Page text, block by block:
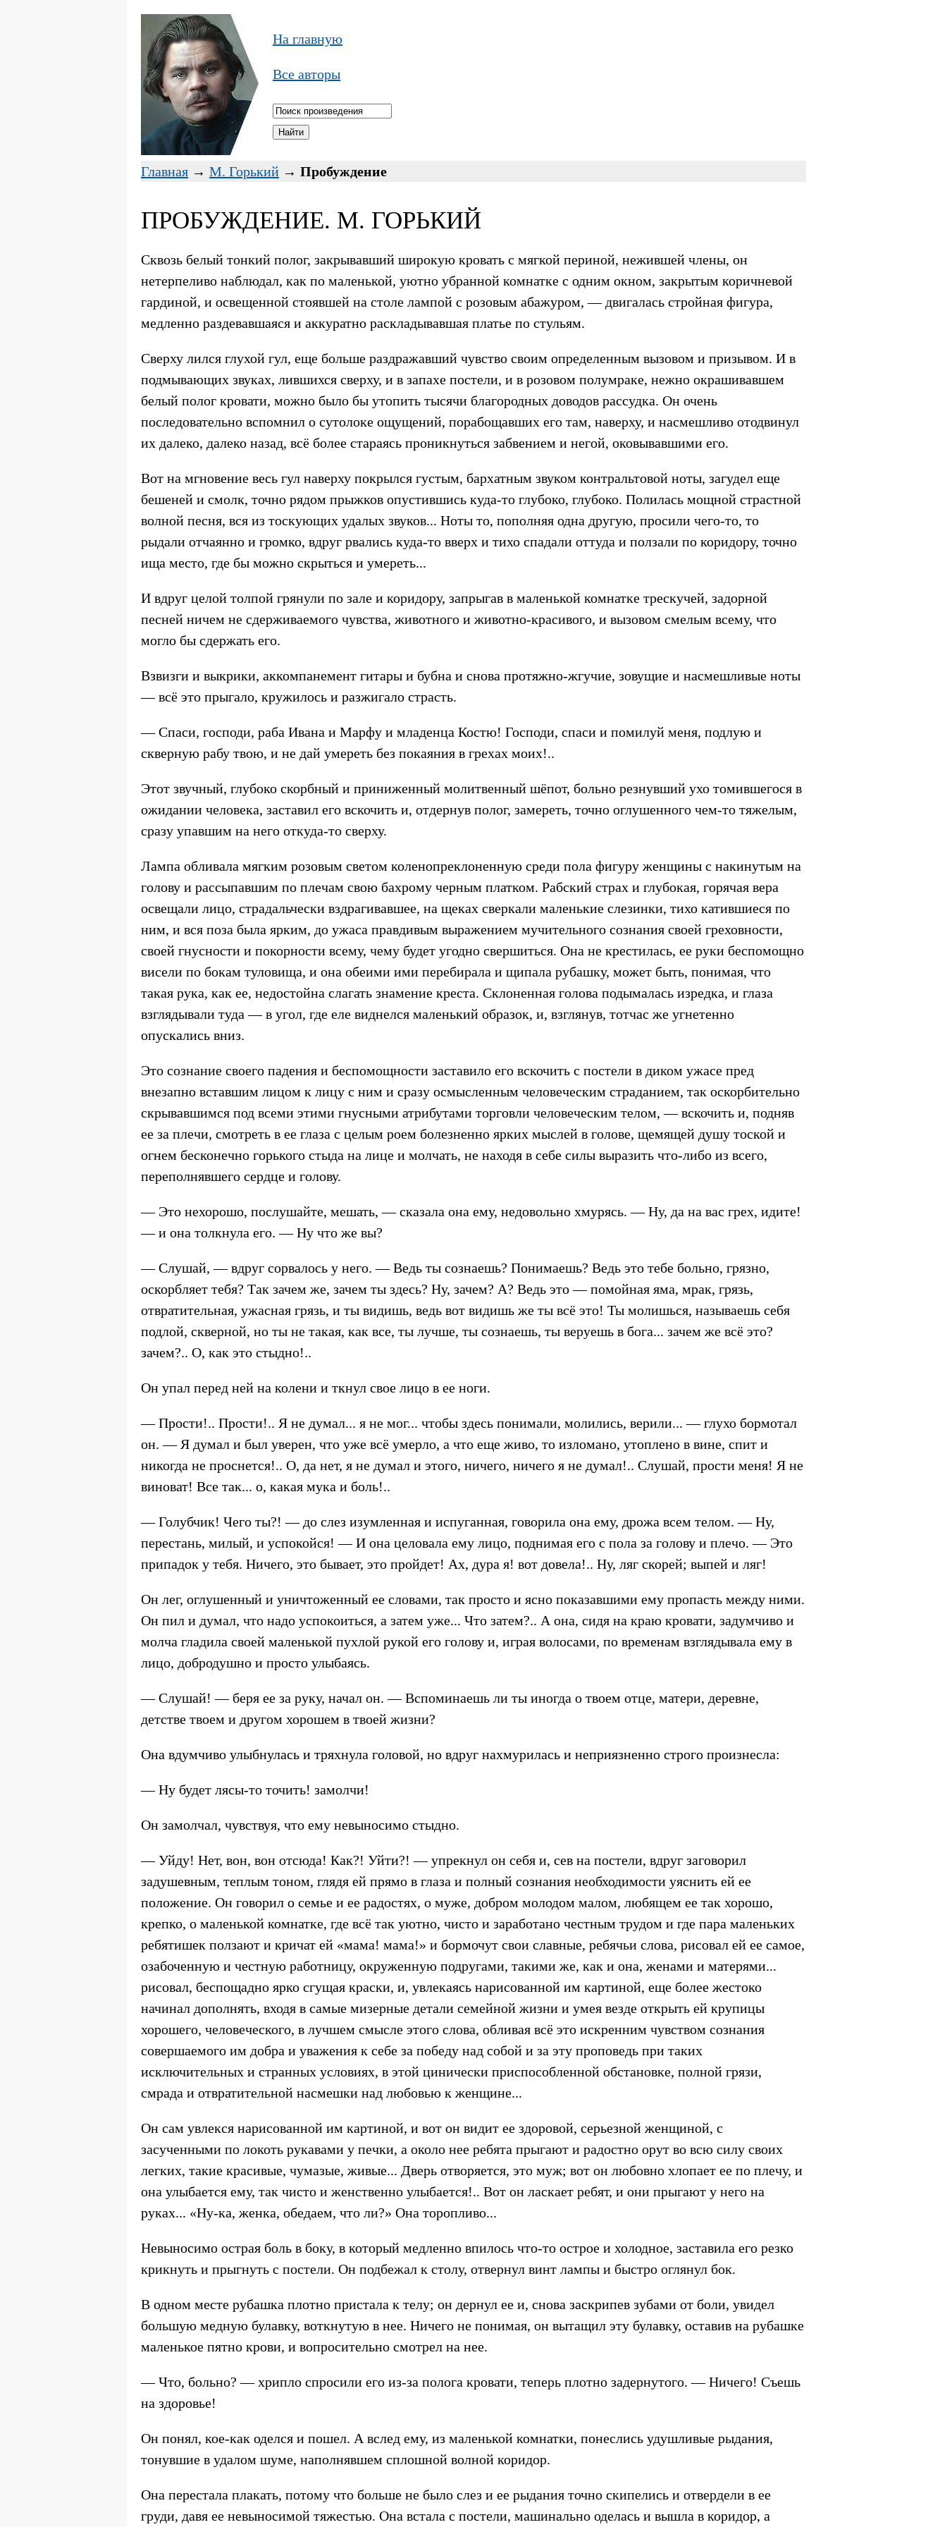
На главную
Все авторы
Главная → М. Горький → Пробуждение
ПРОБУЖДЕНИЕ. М. ГОРЬКИЙ
Сквозь белый тонкий полог, закрывавший широкую кровать с мягкой периной, нежившей члены, он
нетерпеливо наблюдал, как по маленькой, уютно убранной комнатке с одним окном, закрытым коричневой
гардиной, и освещенной стоявшей на столе лампой с розовым абажуром, — двигалась стройная фигура,
медленно раздевавшаяся и аккуратно раскладывавшая платье по стульям.
Сверху лился глухой гул, еще больше раздражавший чувство своим определенным вызовом и призывом. И в
подмывающих звуках, лившихся сверху, и в запахе постели, и в розовом полумраке, нежно окрашивавшем
белый полог кровати, можно было бы утопить тысячи благородных доводов рассудка. Он очень
последовательно вспомнил о сутолоке ощущений, порабощавших его там, наверху, и насмешливо отодвинул
их далеко, далеко назад, всё более стараясь проникнуться забвением и негой, оковывавшими его.
Вот на мгновение весь гул наверху покрылся густым, бархатным звуком контральтовой ноты, загудел еще
бешеней и смолк, точно рядом прыжков опустившись куда-то глубоко, глубоко. Полилась мощной страстной
волной песня, вся из тоскующих удалых звуков... Ноты то, пополняя одна другую, просили чего-то, то
рыдали отчаянно и громко, вдруг рвались куда-то вверх и тихо спадали оттуда и ползали по коридору, точно
ища место, где бы можно скрыться и умереть...
И вдруг целой толпой грянули по зале и коридору, запрыгав в маленькой комнатке трескучей, задорной
песней ничем не сдерживаемого чувства, животного и животно-красивого, и вызовом смелым всему, что
могло бы сдержать его.
Взвизги и выкрики, аккомпанемент гитары и бубна и снова протяжно-жгучие, зовущие и насмешливые ноты
— всё это прыгало, кружилось и разжигало страсть.
— Спаси, господи, раба Ивана и Марфу и младенца Костю! Господи, спаси и помилуй меня, подлую и
скверную рабу твою, и не дай умереть без покаяния в грехах моих!..
Этот звучный, глубоко скорбный и приниженный молитвенный шёпот, больно резнувший ухо томившегося в
ожидании человека, заставил его вскочить и, отдернув полог, замереть, точно оглушенного чем-то тяжелым,
сразу упавшим на него откуда-то сверху.
Лампа обливала мягким розовым светом коленопреклоненную среди пола фигуру женщины с накинутым на
голову и рассыпавшим по плечам свою бахрому черным платком. Рабский страх и глубокая, горячая вера
освещали лицо, страдальчески вздрагивавшее, на щеках сверкали маленькие слезинки, тихо катившиеся по
ним, и вся поза была ярким, до ужаса правдивым выражением мучительного сознания своей греховности,
своей гнусности и покорности всему, чему будет угодно свершиться. Она не крестилась, ее руки беспомощно
висели по бокам туловища, и она обеими ими перебирала и щипала рубашку, может быть, понимая, что
такая рука, как ее, недостойна слагать знамение креста. Склоненная голова подымалась изредка, и глаза
взглядывали туда — в угол, где еле виднелся маленький образок, и, взглянув, тотчас же угнетенно
опускались вниз.
Это сознание своего падения и беспомощности заставило его вскочить с постели в диком ужасе пред
внезапно вставшим лицом к лицу с ним и сразу осмысленным человеческим страданием, так оскорбительно
скрывавшимся под всеми этими гнусными атрибутами торговли человеческим телом, — вскочить и, подняв
ее за плечи, смотреть в ее глаза с целым роем болезненно ярких мыслей в голове, щемящей душу тоской и
огнем бесконечно горького стыда на лице и молчать, не находя в себе силы выразить что-либо из всего,
переполнявшего сердце и голову.
— Это нехорошо, послушайте, мешать, — сказала она ему, недовольно хмурясь. — Ну, да на вас грех, идите!
— и она толкнула его. — Ну что же вы?
— Слушай, — вдруг сорвалось у него. — Ведь ты сознаешь? Понимаешь? Ведь это тебе больно, грязно,
оскорбляет тебя? Так зачем же, зачем ты здесь? Ну, зачем? А? Ведь это — помойная яма, мрак, грязь,
отвратительная, ужасная грязь, и ты видишь, ведь вот видишь же ты всё это! Ты молишься, называешь себя
подлой, скверной, но ты не такая, как все, ты лучше, ты сознаешь, ты веруешь в бога... зачем же всё это?
зачем?.. О, как это стыдно!..
Он упал перед ней на колени и ткнул свое лицо в ее ноги.
— Прости!.. Прости!.. Я не думал... я не мог... чтобы здесь понимали, молились, верили... — глухо бормотал
он. — Я думал и был уверен, что уже всё умерло, а что еще живо, то изломано, утоплено в вине, спит и
никогда не проснется!.. О, да нет, я не думал и этого, ничего, ничего я не думал!.. Слушай, прости меня! Я не
виноват! Все так... о, какая мука и боль!..
— Голубчик! Чего ты?! — до слез изумленная и испуганная, говорила она ему, дрожа всем телом. — Ну,
перестань, милый, и успокойся! — И она целовала ему лицо, поднимая его с пола за голову и плечо. — Это
припадок у тебя. Ничего, это бывает, это пройдет! Ах, дура я! вот довела!.. Ну, ляг скорей; выпей и ляг!
Он лег, оглушенный и уничтоженный ее словами, так просто и ясно показавшими ему пропасть между ними.
Он пил и думал, что надо успокоиться, а затем уже... Что затем?.. А она, сидя на краю кровати, задумчиво и
молча гладила своей маленькой пухлой рукой его голову и, играя волосами, по временам взглядывала ему в
лицо, добродушно и просто улыбаясь.
— Слушай! — беря ее за руку, начал он. — Вспоминаешь ли ты иногда о твоем отце, матери, деревне,
детстве твоем и другом хорошем в твоей жизни?
Она вдумчиво улыбнулась и тряхнула головой, но вдруг нахмурилась и неприязненно строго произнесла:
— Ну будет лясы-то точить! замолчи!
Он замолчал, чувствуя, что ему невыносимо стыдно.
— Уйду! Нет, вон, вон отсюда! Как?! Уйти?! — упрекнул он себя и, сев на постели, вдруг заговорил
задушевным, теплым тоном, глядя ей прямо в глаза и полный сознания необходимости уяснить ей ее
положение. Он говорил о семье и ее радостях, о муже, добром молодом малом, любящем ее так хорошо,
крепко, о маленькой комнатке, где всё так уютно, чисто и заработано честным трудом и где пара маленьких
ребятишек ползают и кричат ей «мама! мама!» и бормочут свои славные, ребячьи слова, рисовал ей ее самое,
озабоченную и честную работницу, окруженную подругами, такими же, как и она, женами и матерями...
рисовал, беспощадно ярко сгущая краски, и, увлекаясь нарисованной им картиной, еще более жестоко
начинал дополнять, входя в самые мизерные детали семейной жизни и умея везде открыть ей крупицы
хорошего, человеческого, в лучшем смысле этого слова, обливая всё это искренним чувством сознания
совершаемого им добра и уважения к себе за победу над собой и за эту проповедь при таких
исключительных и странных условиях, в этой цинически приспособленной обстановке, полной грязи,
смрада и отвратительной насмешки над любовью к женщине...
Он сам увлекся нарисованной им картиной, и вот он видит ее здоровой, серьезной женщиной, с
засученными по локоть рукавами у печки, а около нее ребята прыгают и радостно орут во всю силу своих
легких, такие красивые, чумазые, живые... Дверь отворяется, это муж; вот он любовно хлопает ее по плечу, и
она улыбается ему, так чисто и женственно улыбается!.. Вот он ласкает ребят, и они прыгают у него на
руках... «Ну-ка, женка, обедаем, что ли?» Она торопливо...
Невыносимо острая боль в боку, в который медленно впилось что-то острое и холодное, заставила его резко
крикнуть и прыгнуть с постели. Он подбежал к столу, отвернул винт лампы и быстро оглянул бок.
В одном месте рубашка плотно пристала к телу; он дернул ее и, снова заскрипев зубами от боли, увидел
большую медную булавку, воткнутую в нее. Ничего не понимая, он вытащил эту булавку, оставив на рубашке
маленькое пятно крови, и вопросительно смотрел на нее.
— Что, больно? — хрипло спросили его из-за полога кровати, теперь плотно задернутого. — Ничего! Съешь
на здоровье!
Он понял, кое-как оделся и пошел. А вслед ему, из маленькой комнатки, понеслись удушливые рыдания,
тонувшие в удалом шуме, наполнявшем сплошной волной коридор.
Она перестала плакать, потому что больше не было слез и ее рыдания точно скипелись и отвердели в ее
груди, давя ее невыносимой тяжестью. Она встала с постели, машинально оделась и вышла в коридор, а